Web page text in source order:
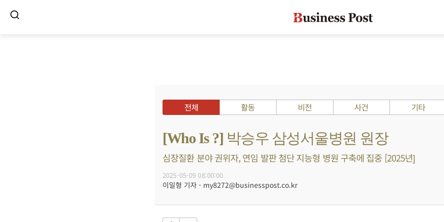
전체 활동 비전 사건 기타
[Who Is ?] 박승우 삼성서울병원 원장
심장질환 분야 권위자, 연임 발판 첨단 지능형 병원 구축에 집중 [2025년]
2025-05-09 08:00:00
이일형 기자 - my8272@businesspost.co.kr